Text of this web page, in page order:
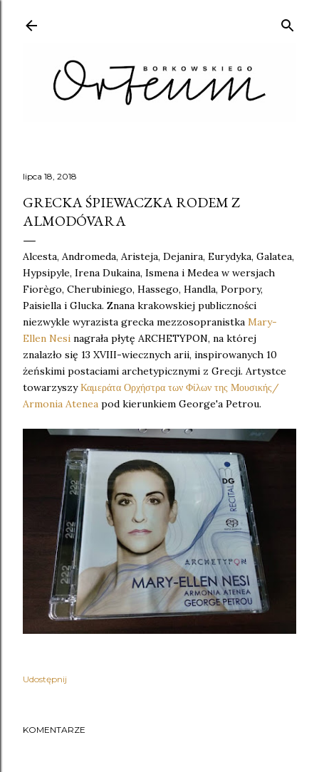
lipca 18, 2018
GRECKA ŚPIEWACZKA RODEM Z
ALMODÓVARA
Alcesta, Andromeda, Aristeja, Dejanira, Eurydyka, Galatea,
Hypsipyle, Irena Dukaina, Ismena i Medea w wersjach
Fiorègo, Cherubiniego, Hassego, Handla, Porpory,
Paisiella i Glucka. Znana krakowskiej publiczności
niezwykle wyrazista grecka mezzosopranistka Mary-
Ellen Nesi nagrała płytę ARCHETYPON, na której
znalazło się 13 XVIII-wiecznych arii, inspirowanych 10
żeńskimi postaciami archetypicznymi z Grecji. Artystce
towarzyszyΚαμεράτα Ορχήστρα των Φίλων της Μουσικής/
Armonia Atenea pod kierunkiem George'a Petrou.
Udostępnij
KOMENTARZE